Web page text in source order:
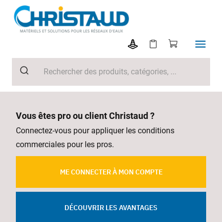
Vous êtes pro ou client Christaud ?
Connectez-vous pour appliquer les conditions
commerciales pour les pros.
ME CONNECTER À MON COMPTE
DÉCOUVRIR LES AVANTAGES